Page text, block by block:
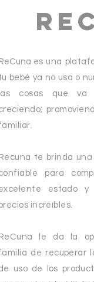
ReCuna es u na
bebé ya no usa o
las cosas que va
Recuna te brinda
para
estado y
increíbles.
ReCuna le da la
de recuperar
uso de los